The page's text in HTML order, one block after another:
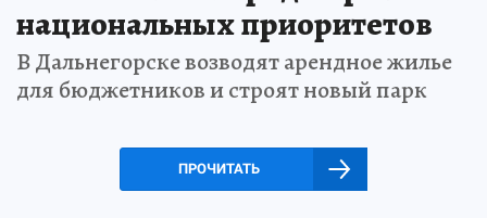
национальных приоритетов
В Дальнегорске возводят арендное жилье
для бюджетников и строят новый парк
ПРОЧИТАТЬ